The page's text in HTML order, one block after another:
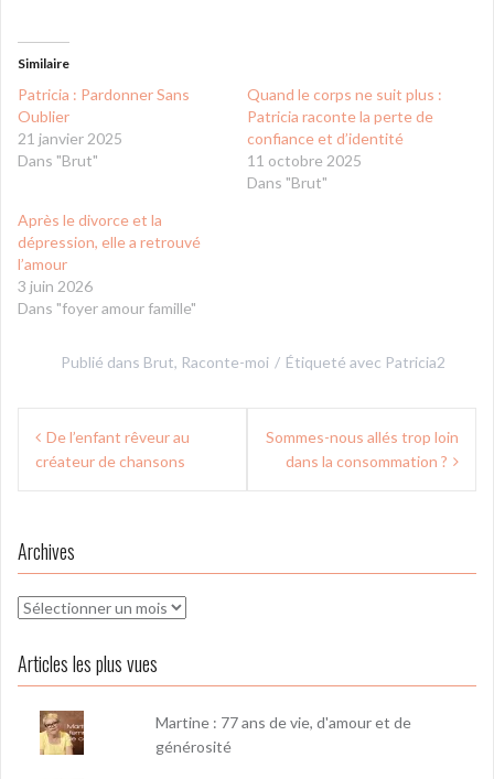
Similaire
Patricia : Pardonner Sans
Oublier
21 janvier 2025
Dans "Brut"
Quand le corps ne suit plus :
Patricia raconte la perte de
confiance et d’identité
11 octobre 2025
Dans "Brut"
Après le divorce et la
dépression, elle a retrouvé
l’amour
3 juin 2026
Dans "foyer amour famille"
Publié dans Brut, Raconte-moi Étiqueté avec Patricia2
Navigation
deDe l’enfant rêveur au
créateur de chansons
Sommes-nous allés trop loin
dans la consommation ?
Archives
Archives
Articles les plus vues
Martine : 77 ans de vie, d'amour et de
générosité